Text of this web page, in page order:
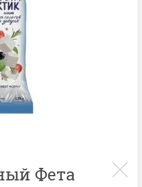
Фета